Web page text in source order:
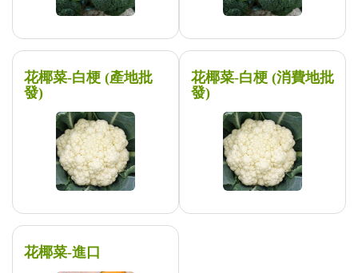
花椰菜-白梗 (產地批
發)
花椰菜-白梗 (消費地批
發)
花椰菜-進口